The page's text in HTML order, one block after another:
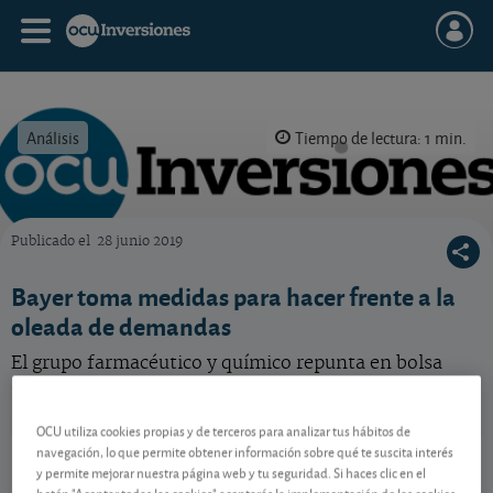
Análisis Tiempo de lectura: 1 min.
Publicado el 28 junio 2019
Bayer toma medidas para hacer frente a la
oleada de demandas
El grupo farmacéutico y químico repunta en bolsa
Bayer
DE000BAY0017
49,81 EUR
-
OCU utiliza cookies propias y de terceros para analizar tus hábitos de
navegación, lo que permite obtener información sobre qué te suscita interés
y permite mejorar nuestra página web y tu seguridad. Si haces clic en el